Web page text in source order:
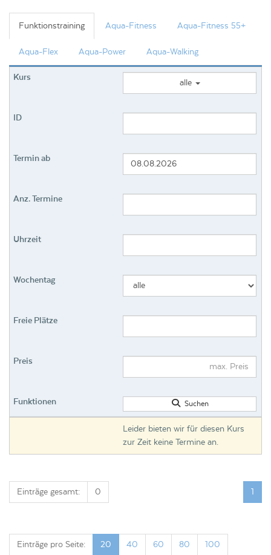
Funktionstraining Aqua-Fitness Aqua-Fitness 55+
Aqua-Flex Aqua-Power Aqua-Walking
alle
Suchen
Leider bieten wir für diesen Kurs
zur Zeit keine Termine an.
1
Einträge gesamt: 0
Einträge pro Seite: 20 40 60 80 100